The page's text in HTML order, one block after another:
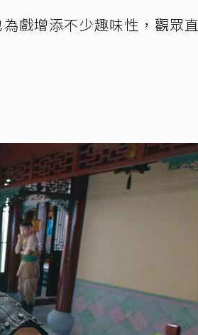
戲增添不少趣味性，觀眾直